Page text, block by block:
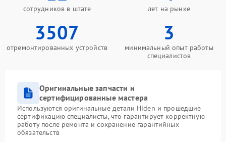
сотрудников в штате лет на рынке
3507
отремонтированных устройств
3
минимальный опыт работы
специалистов
Оригинальные запчасти и
сертифицированные мастера
Используются оригинальные детали Hiden и прошедшие
сертификацию специалисты, что гарантирует корректную
работу после ремонта и сохранение гарантийных
обязательств